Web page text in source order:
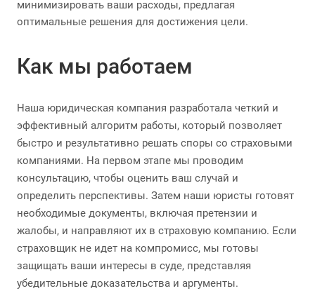
минимизировать ваши расходы, предлагая
оптимальные решения для достижения цели.
Как мы работаем
Наша юридическая компания разработала четкий и
эффективный алгоритм работы, который позволяет
быстро и результативно решать споры со страховыми
компаниями. На первом этапе мы проводим
консультацию, чтобы оценить ваш случай и
определить перспективы. Затем наши юристы готовят
необходимые документы, включая претензии и
жалобы, и направляют их в страховую компанию. Если
страховщик не идет на компромисс, мы готовы
защищать ваши интересы в суде, представляя
убедительные доказательства и аргументы.